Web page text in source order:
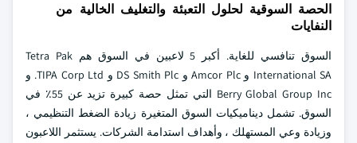
الحصة السوقية لحلول التعبئة والتغليف الخالية من
النفايات
السوق تنافسي للغاية. أكبر 5 لاعبين في السوق هم Tetra Pak
International SA و Amcor Plc و DS Smith Plc و TIPA Corp Ltd. و
Berry Global Group Inc التي تمثل حصة كبيرة تزيد عن 55٪ في
السوق. تشمل ديناميكيات السوق المتغيرة زيادة الضغط التنظيمي ،
وزيادة وعي المستهلك ، وأهداف استدامة الشركات. يستثمر اللاعبون